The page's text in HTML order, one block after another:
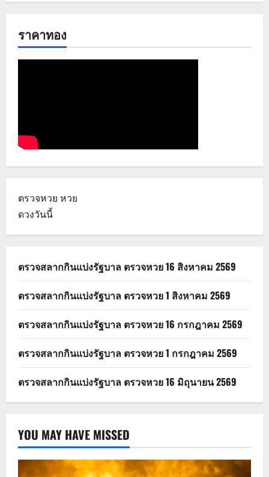
ราคาทอง
ตรวจหวย หวย
ดวงวันนี้
ตรวจสลากกินแบ่งรัฐบาล ตรวจหวย 16 สิงหาคม 2569
ตรวจสลากกินแบ่งรัฐบาล ตรวจหวย 1 สิงหาคม 2569
ตรวจสลากกินแบ่งรัฐบาล ตรวจหวย 16 กรกฎาคม 2569
ตรวจสลากกินแบ่งรัฐบาล ตรวจหวย 1 กรกฎาคม 2569
ตรวจสลากกินแบ่งรัฐบาล ตรวจหวย 16 มิถุนายน 2569
YOU MAY HAVE MISSED